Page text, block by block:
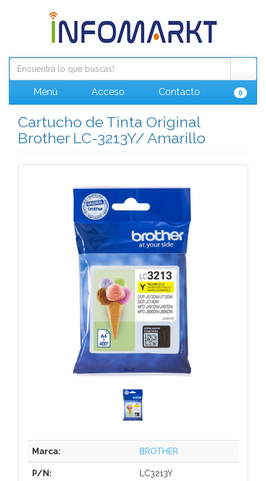
Menú Acceso Contacto 0
Cartucho de Tinta Original
Brother LC-3213Y/ Amarillo
Marca: BROTHER
P/N: LC3213Y